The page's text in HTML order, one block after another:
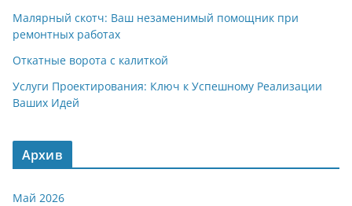
Малярный скотч: Ваш незаменимый помощник при
ремонтных работах
Откатные ворота с калиткой
Услуги Проектирования: Ключ к Успешному Реализации
Ваших Идей
Архив
Май 2026